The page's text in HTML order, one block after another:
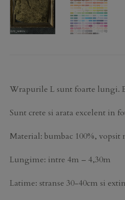
Wrapurile L sunt foarte lungi.
Sunt crete si arata excelent in
Material: bumbac 100%,
Lungime: intre 4m – 4,30m
Latime: stranse 30-40cm si